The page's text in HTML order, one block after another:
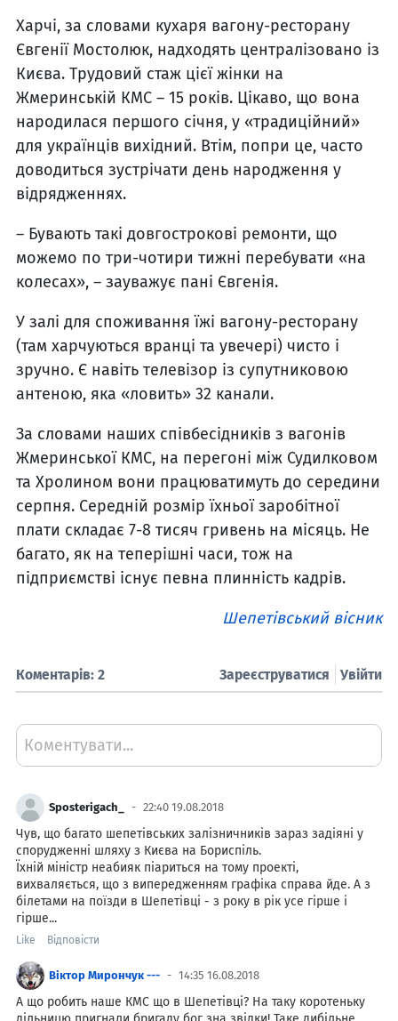
Харчі, за словами кухаря вагону-ресторану
Євгенії Мостолюк, надходять централізовано із
Києва. Трудовий стаж цієї жінки на
Жмеринській КМС – 15 років. Цікаво, що вона
народилася першого січня, у «традиційний»
для українців вихідний. Втім, попри це, часто
доводиться зустрічати день народження у
відрядженнях.
– Бувають такі довгострокові ремонти, що
можемо по три-чотири тижні перебувати «на
колесах», – зауважує пані Євгенія.
У залі для споживання їжі вагону-ресторану
(там харчуються вранці та увечері) чисто і
зручно. Є навіть телевізор із супутниковою
антеною, яка «ловить» 32 канали.
За словами наших співбесідників з вагонів
Жмеринської КМС, на перегоні між Судилковом
та Хролином вони працюватимуть до середини
серпня. Середній розмір їхньої заробітної
плати складає 7-8 тисяч гривень на місяць. Не
багато, як на теперішні часи, тож на
підприємстві існує певна плинність кадрів.
Шепетівський вісник
Коментарів: 2 Увійти
Зареєструватися
Коментувати...
Sposterigach_ 22:40 19.08.2018
Чув, що багато шепетівських залізничників зараз задіяні у
спорудженні шляху з Києва на Бориспіль.
Їхній міністр неабияк піариться на тому проекті,
вихваляється, що з випередженням графіка справа йде. А з
білетами на поїзди в Шепетівці - з року в рік усе гірше і
гірше...
Like Відповісти
Віктор Мирончук --- 14:35 16.08.2018
А що робить наше КМС що в Шепетівці? На таку коротеньку